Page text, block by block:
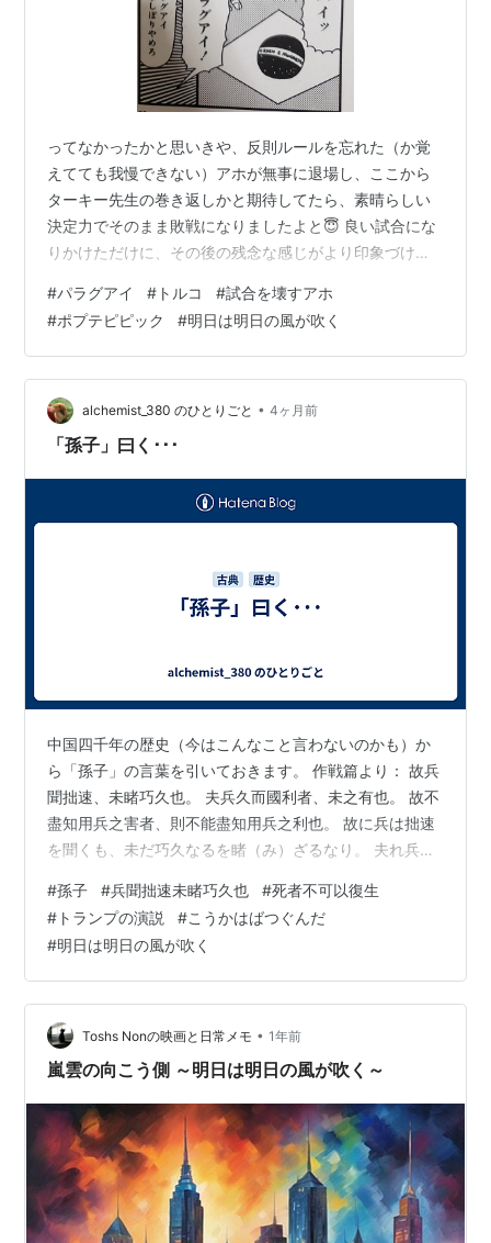
ってなかったかと思いきや、反則ルールを忘れた（か覚
えてても我慢できない）アホが無事に退場し、ここから
ターキー先生の巻き返しかと期待してたら、素晴らしい
決定力でそのまま敗戦になりましたよと😇 良い試合にな
りかけただけに、その後の残念な感じがより印象づけら
#パラグアイ # トルコ #試合を壊すアホ
#ポプテピピック #明日は明日の風が吹く
alchemist_380 のひとりごと • 4ヶ月前
「孫子」曰く･･･
中国四千年の歴史（今はこんなこと言わないのかも）か
ら「孫子」の言葉を引いておきます。 作戦篇より： 故兵
聞拙速、未睹巧久也。 夫兵久而國利者、未之有也。 故不
盡知用兵之害者、則不能盡知用兵之利也。 故に兵は拙速
を聞くも、未だ巧久なるを睹（み）ざるなり。 夫れ兵の
に尽（ことごと）く用兵の害を知らざる者は、則ち用兵
の利も知る能わざるなり。 火攻篇より： 夫戰勝攻取、而
不修其功者凶。命曰費留。 故曰、明主慮之、良將修之。
非利不動、非得不用、非危不戰。 主不可以怒而興師、將
不可以慍而致戰。 合於利而動、不合於利而止。 怒可以復
喜、慍可以復悦、 亡國…
#孫子 #兵聞拙速未睹巧久也 #死者不可以復生
# トランプの演説 #こうかはばつぐんだ
#明日は明日の風が吹く
Toshs Nonの映画と日常メモ • 1年前
嵐雲の向こう側 ～明日は明日の風が吹く～